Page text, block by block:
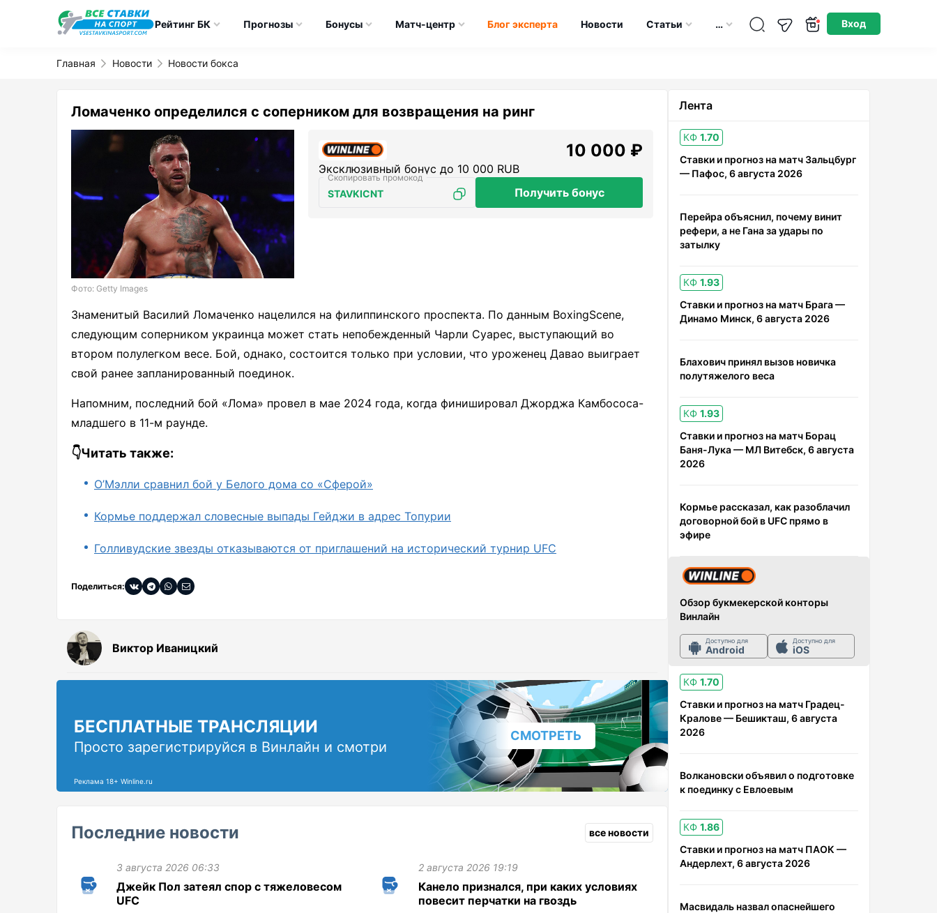
Рейтинг БК Прогнозы Бонусы Матч-центр Блог эксперта Новости Статьи … Вход
Главная Новости Новости бокса
Ломаченко определился с соперником для возвращения на ринг
Фото: Getty Images
10 000 ₽
Эксклюзивный бонус до 10 000 RUB
STAVKICNT Получить бонус
Знаменитый Василий Ломаченко нацелился на филиппинского проспекта. По данным BoxingScene,
следующим соперником украинца может стать непобежденный Чарли Суарес, выступающий во
втором полулегком весе. Бой, однако, состоится только при условии, что уроженец Давао выиграет
свой ранее запланированный поединок.
Напомним, последний бой «Лома» провел в мае 2024 года, когда финишировал Джорджа Камбососа-
младшего в 11-м раунде.
👇Читать также:
О’Мэлли сравнил бой у Белого дома со «Сферой»
Кормье поддержал словесные выпады Гейджи в адрес Топурии
Голливудские звезды отказываются от приглашений на исторический турнир UFC
Поделиться:
Виктор Иваницкий
БЕСПЛАТНЫЕ ТРАНСЛЯЦИИ
Просто зарегистрируйся в Винлайн и смотри
СМОТРЕТЬ
Реклама 18+ Winline.ru
Последние новости все новости
3 августа 2026 06:33
Джейк Пол затеял спор с тяжеловесом
UFC
2 августа 2026 19:19
Канело признался, при каких условиях
повесит перчатки на гвоздь
Лента
КФ 1.70
Ставки и прогноз на матч Зальцбург
— Пафос, 6 августа 2026
Перейра объяснил, почему винит
рефери, а не Гана за удары по
затылку
КФ 1.93
Ставки и прогноз на матч Брага —
Динамо Минск, 6 августа 2026
Блахович принял вызов новичка
полутяжелого веса
КФ 1.93
Ставки и прогноз на матч Борац
Баня-Лука — МЛ Витебск, 6 августа
2026
Кормье рассказал, как разоблачил
договорной бой в UFC прямо в
эфире
Обзор букмекерской конторы
Винлайн
Доступно для
Android
Доступно для
iOS
КФ 1.70
Ставки и прогноз на матч Градец-
Кралове — Бешикташ, 6 августа
2026
Волкановски объявил о подготовке
к поединку с Евлоевым
КФ 1.86
Ставки и прогноз на матч ПАОК —
Андерлехт, 6 августа 2026
Масвидаль назвал опаснейшего